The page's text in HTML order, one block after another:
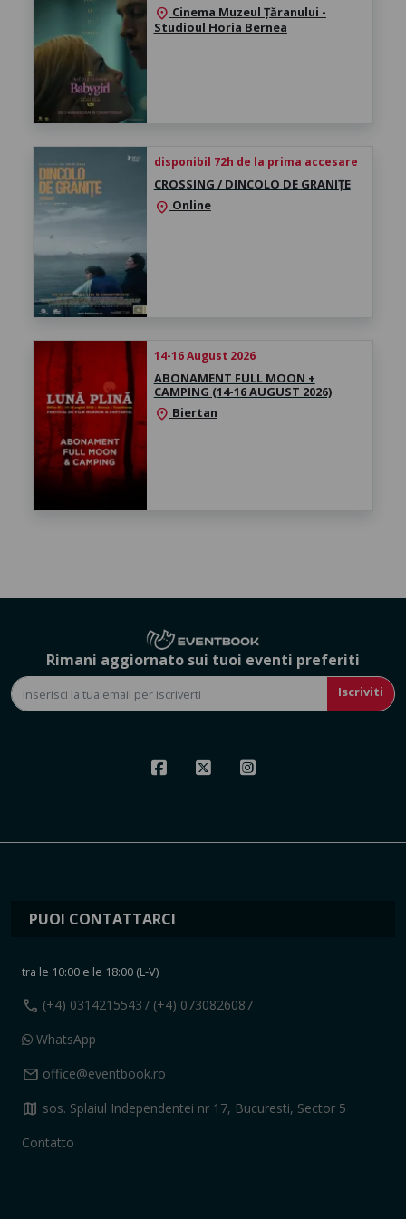
location_on Cinema Muzeul Țăranului -
Studioul Horia Bernea
disponibil 72h de la prima accesare
CROSSING / DINCOLO DE GRANIȚE
location_on Online
14-16 August 2026
ABONAMENT FULL MOON +
CAMPING (14-16 AUGUST 2026)
location_on Biertan
Rimani aggiornato sui tuoi eventi preferiti
Iscriviti
PUOI CONTATTARCI
tra le 10:00 e le 18:00 (L-V)
call (+4) 0314215543 / (+4) 0730826087
WhatsApp
mail office@eventbook.ro
map sos. Splaiul Independentei nr 17, Bucuresti, Sector 5
Contatto